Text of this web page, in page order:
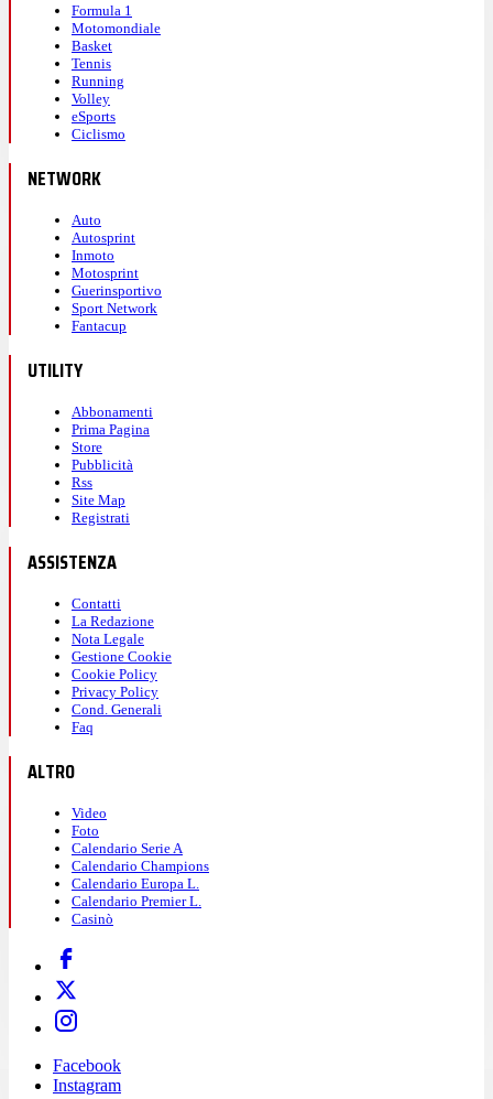
Formula 1
Motomondiale
Basket
Tennis
Running
Volley
eSports
Ciclismo
NETWORK
Auto
Autosprint
Inmoto
Motosprint
Guerinsportivo
Sport Network
Fantacup
UTILITY
Abbonamenti
Prima Pagina
Store
Pubblicità
Rss
Site Map
Registrati
ASSISTENZA
Contatti
La Redazione
Nota Legale
Gestione Cookie
Cookie Policy
Privacy Policy
Cond. Generali
Faq
ALTRO
Video
Foto
Calendario Serie A
Calendario Champions
Calendario Europa L.
Calendario Premier L.
Casinò
Facebook
Instagram